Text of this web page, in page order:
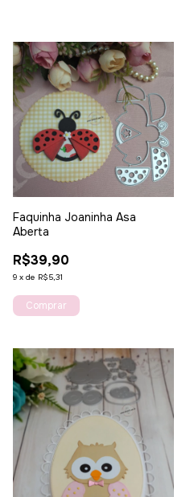
Faquinha Joaninha Asa
Aberta
R$39,90
9 x de R$5,31